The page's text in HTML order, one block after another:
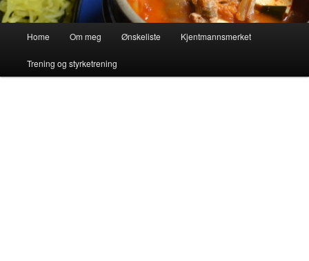
Home Om meg Ønskeliste Kjentmannsmerket
Trening og styrketrening